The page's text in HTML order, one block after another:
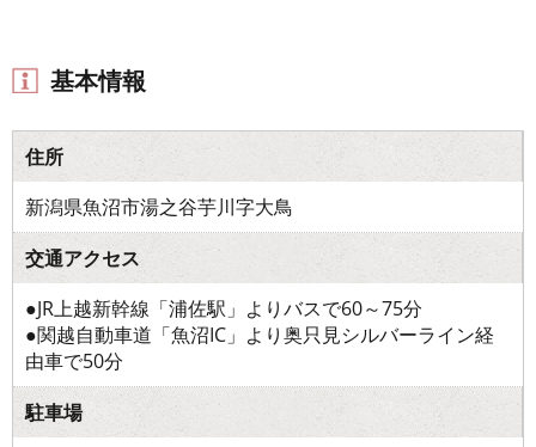
基本情報
住所
新潟県魚沼市湯之谷芋川字大鳥
交通アクセス
●JR上越新幹線「浦佐駅」よりバスで60～75分
●関越自動車道「魚沼IC」より奥只見シルバーライン経
由車で50分
駐車場